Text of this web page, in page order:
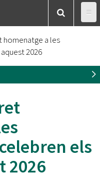
homenatge a les
2026
els
2026